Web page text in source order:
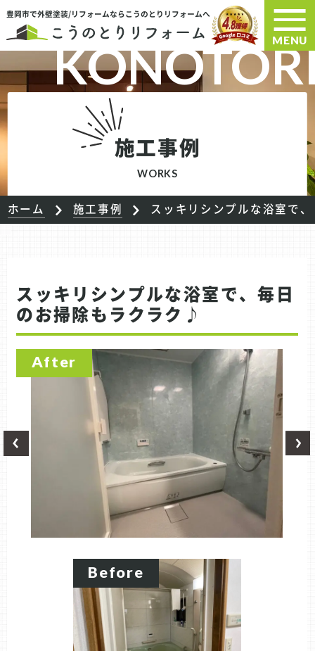
豊岡市で外壁塗装/リフォームならこうのとりリフォームへ
MENU
施工事例
WORKS
ホーム 施工事例 スッキリシンプルな浴室で
スッキリシンプルな浴室で、毎日
のお掃除もラクラク♪